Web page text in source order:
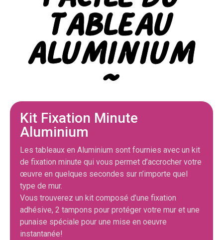
Tableau
Aluminium
~
Kit Fixation Minute
Aluminium
Les tableaux en Aluminium sont fournies avec un kit
de fixation minute qui vous permet d’accrocher votre
œuvre en quelques secondes sur n’importe quel
type de mur.
Vous trouverez un kit composé d’une fixation
adhésive, 2 tampons pour protéger votre mur et une
punaise spéciale pour une mise en oeuvre
instantanée!